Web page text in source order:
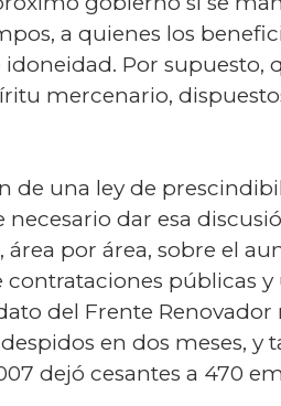
a quienes los
Por supuesto,
mercenario,
de una ley de
dar esa
por área, sobre el
públicas
del Frente
en dos meses, y
dejó cesantes a 470